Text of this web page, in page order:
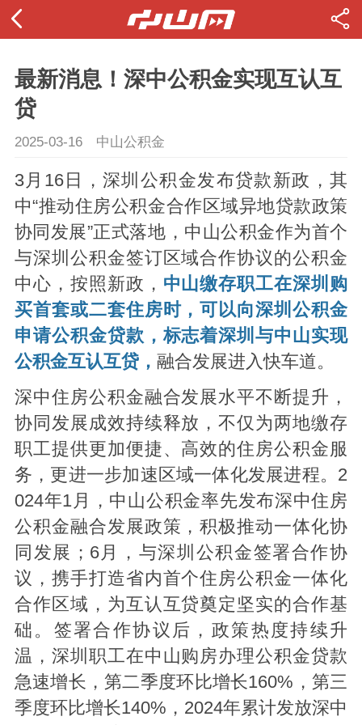
最新消息！深中公积金实现互认互
贷
2025-03-16 中山公积金
3月16日，深圳公积金发布贷款新政，其
中“推动住房公积金合作区域异地贷款政策
协同发展”正式落地，中山公积金作为首个
与深圳公积金签订区域合作协议的公积金
中心，按照新政， 中山缴存职工在深圳购
买首套或二套住房时，可以向深圳公积金
申请公积金贷款，标志着深圳与中山实现
公积金互认互贷， 融合发展进入快车道。
深中住房公积金融合发展水平不断提升，
协同发展成效持续释放，不仅为两地缴存
职工提供更加便捷、高效的住房公积金服
务，更进一步加速区域一体化发展进程。2
024年1月，中山公积金率先发布深中住房
公积金融合发展政策，积极推动一体化协
同发展；6月，与深圳公积金签署合作协
议，携手打造省内首个住房公积金一体化
合作区域，为互认互贷奠定坚实的合作基
础。签署合作协议后，政策热度持续升
温，深圳职工在中山购房办理公积金贷款
急速增长，第二季度环比增长160%，第三
季度环比增长140%，2024年累计发放深中